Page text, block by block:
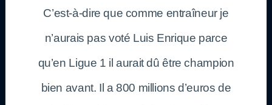
C’est-à-dire que comme entraîneur je
n’aurais pas voté Luis Enrique parce
qu’en Ligue 1 il aurait dû être champion
bien avant. Il a 800 millions d’euros de